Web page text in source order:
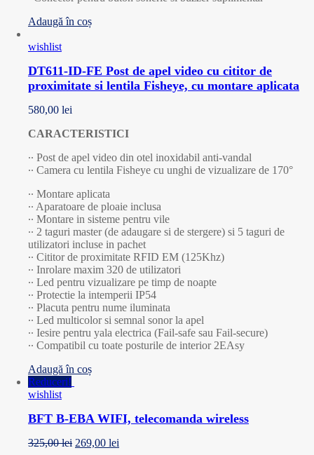
Adaugă în coș
wishlist
DT611-ID-FE Post de apel video cu cititor de
proximitate si lentila Fisheye, cu montare aplicata
580,00 lei
CARACTERISTICI
∙∙ Post de apel video din otel inoxidabil anti-vandal
∙∙ Camera cu lentila Fisheye cu unghi de vizualizare de 170°
∙∙ Montare aplicata
∙∙ Aparatoare de ploaie inclusa
∙∙ Montare in sisteme pentru vile
∙∙ 2 taguri master (de adaugare si de stergere) si 5 taguri de
utilizatori incluse in pachet
∙∙ Cititor de proximitate RFID EM (125Khz)
∙∙ Inrolare maxim 320 de utilizatori
∙∙ Led pentru vizualizare pe timp de noapte
∙∙ Protectie la intemperii IP54
∙∙ Placuta pentru nume iluminata
∙∙ Led multicolor si semnal sonor la apel
∙∙ Iesire pentru yala electrica (Fail-safe sau Fail-secure)
∙∙ Compatibil cu toate posturile de interior 2EAsy
Adaugă în coș
Reduceri!
wishlist
BFT B-EBA WIFI, telecomanda wireless
325,00lei 269,00 lei